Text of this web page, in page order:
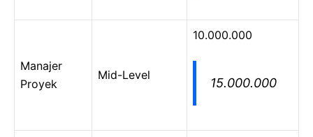
Manajer
Proyek
Mid-Level
10.000.000
15.000.000